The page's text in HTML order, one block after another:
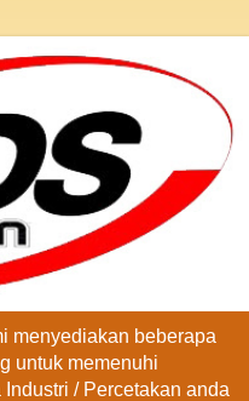
menyediakan beberapa
untuk memenuhi
/ Percetakan anda